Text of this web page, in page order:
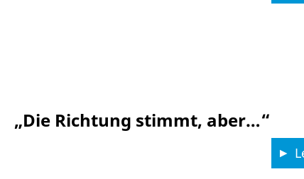
„Die Richtung stimmt, aber…“